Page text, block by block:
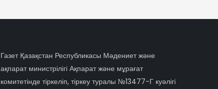
Газет Қазақстан Республикасы Мәдениет және
ақпарат министрілігі Ақпарат және мұрағат
комитетінде тіркеліп, тіркеу туралы №13477-Г куәлігі